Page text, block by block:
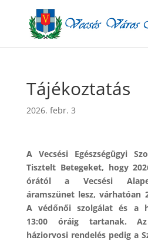
Tájékoztatás
2026. febr. 3
A Vecsési Egészségügyi
Tisztelt Betegeket, hogy
órától a Vecsési
áramszünet lesz, várhatóan
A védőnői szolgálat és a
13:00 óráig tartanak.
háziorvosi rendelés pedig a